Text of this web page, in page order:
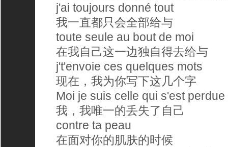
j'ai toujours donné tout
我一直都只会全部给与
toute seule au bout de moi
在我自己这一边独自得去给与
j't'envoie ces quelques mots
现在，我为你写下这几个字
Moi je suis celle qui s'est perdue
我，我唯一的丢失了自己
contre ta peau
在面对你的肌肤的时候